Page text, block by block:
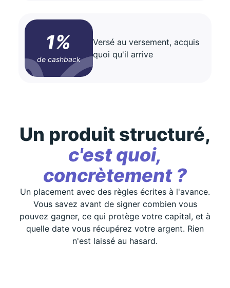
1%
de cashback
Versé au versement, acquis
quoi qu'il arrive
Un produit structuré,
c'est quoi,
concrètement ?
Un placement avec des règles écrites à l'avance.
Vous savez avant de signer combien vous
pouvez gagner, ce qui protège votre capital, et à
quelle date vous récupérez votre argent. Rien
n'est laissé au hasard.
Pourquoi les
produits structurés
existent ?
Comment
produits
?